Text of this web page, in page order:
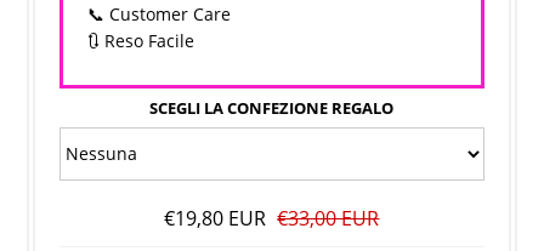
📞 Customer Care
🔃 Reso Facile
SCEGLI LA CONFEZIONE REGALO
€19,80 EUR €33,00 EUR